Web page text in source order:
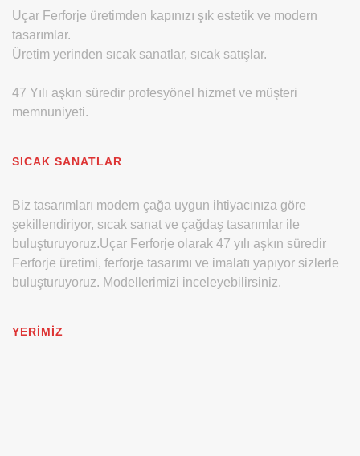
Uçar Ferforje üretimden kapınızı şık estetik ve modern
tasarımlar.
Üretim yerinden sıcak sanatlar, sıcak satışlar.
47 Yılı aşkın süredir profesyönel hizmet ve müşteri
memnuniyeti.
SICAK SANATLAR
Biz tasarımları modern çağa uygun ihtiyacınıza göre
şekillendiriyor, sıcak sanat ve çağdaş tasarımlar ile
buluşturuyoruz.Uçar Ferforje olarak 47 yılı aşkın süredir
Ferforje üretimi, ferforje tasarımı ve imalatı yapıyor sizlerle
buluşturuyoruz. Modellerimizi inceleyebilirsiniz.
YERIMIZ